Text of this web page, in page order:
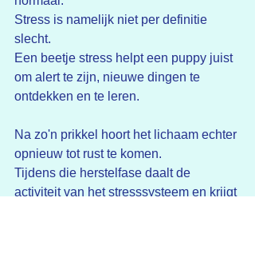
Stress is namelijk niet per definitie
slecht.
Een beetje stress helpt een puppy juist
om alert te zijn, nieuwe dingen te
ontdekken en te leren.
Na zo'n prikkel hoort het lichaam echter
opnieuw tot rust te komen.
Tijdens die herstelfase daalt de
activiteit van het stresssysteem en krijgt